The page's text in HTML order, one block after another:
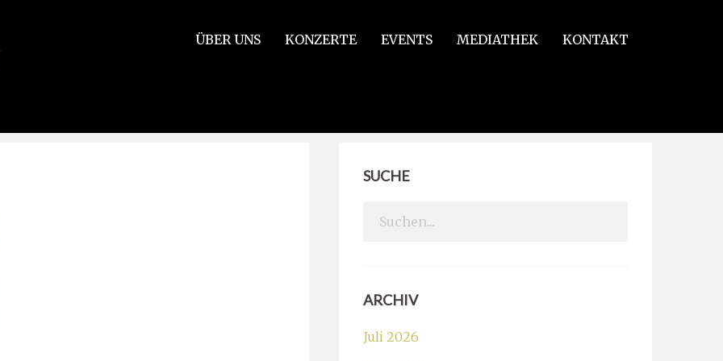
ÜBER UNS KONZERTE EVENTS MEDIATHEK KONTAKT
SUCHE
Search
ARCHIV
Juli 2026